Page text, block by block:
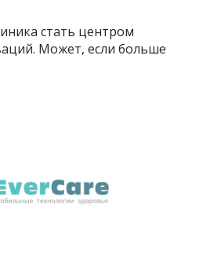
стать центром
Может, если больше